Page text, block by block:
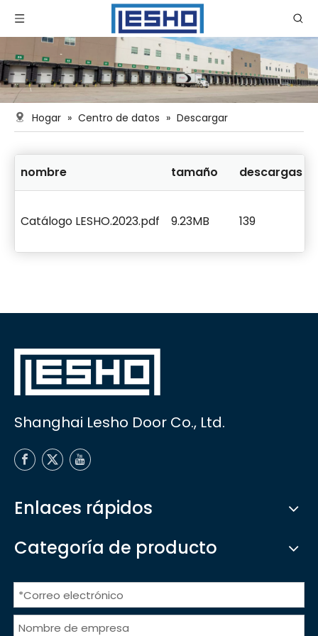
Hogar » Centro de datos » Descargar
nombre tamaño descargas
Catálogo LESHO.2023.pdf 9.23MB 139
Shanghai Lesho Door Co., Ltd.
Enlaces rápidos
Categoría de producto